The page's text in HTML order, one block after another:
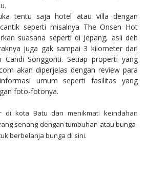
tentu saja hotel atau villa dengan
seperti misalnya The Onsen Hot
suasana seperti di Jepang, asli deh
juga gak sampai 3 kilometer dari
Candi Songgoriti. Setiap properti yang
akan diperjelas dengan review para
umum seperti fasilitas yang
foto-fotonya.
di kota Batu dan menikmati keindahan
senang dengan tumbuhan atau bunga-
berbelanja bunga di sini.